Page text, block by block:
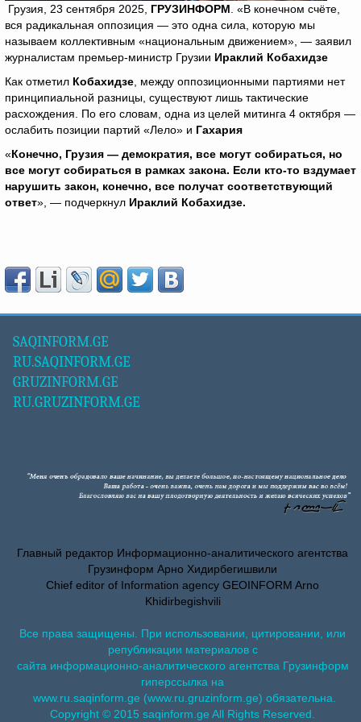
Грузия, 23 сентября 2025, ГРУЗИНФОРМ . «В конечном счёте,
вся радикальная оппозиция — это одна сила, которую мы
называем коллективным «национальным движением», — заявил
журналистам премьер-министр Грузии Ираклий Кобахидзе
Как отметил Кобахидзе , между оппозиционными партиями нет
принципиальной разницы, существуют лишь тактические
расхождения. По его словам, одна из целей митинга 4 октября —
ослабить позиции партий «Лело» и Гахария
«Конечно, Грузия — демократия, все могут собираться, но
все могут собираться в рамках закона. Если кто-то вздумает
нарушить закон, конечно, все получат соответствующий
ответ», — подчеркнул Ираклий Кобахидзе.
SAQINFORM.GE
RU.SAQINFORM.GE
GRUZINFORM.GE
RU.GRUZINFORM.GE
Главный редактор Информационно-аналитического агентства
Грузинформ Арно Хидирбегишвили
Chief editor of Information agency GEOINFORM Arno
Khidirbegishvili
Все права защищены. При использовании, цитировании, или
републикации материалов с
сайта информационно-аналитического агентства Грузинформ
гиперссылка на
www.ru.saqinform.ge (www.ru.gruzinform.ge) обязательна.
Copyright © 2015 saqinform.ge All Rights Reserved.